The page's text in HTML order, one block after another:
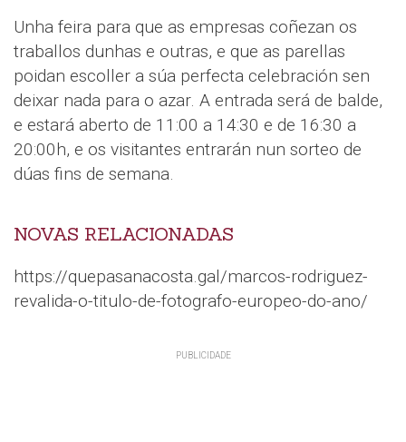
Unha feira para que as empresas coñezan os
traballos dunhas e outras, e que as parellas
poidan escoller a súa perfecta celebración sen
deixar nada para o azar. A entrada será de balde,
e estará aberto de 11:00 a 14:30 e de 16:30 a
20:00h, e os visitantes entrarán nun sorteo de
dúas fins de semana.
NOVAS RELACIONADAS
https://quepasanacosta.gal/marcos-rodriguez-
revalida-o-titulo-de-fotografo-europeo-do-ano/